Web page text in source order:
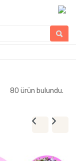
80 ürün bulundu.